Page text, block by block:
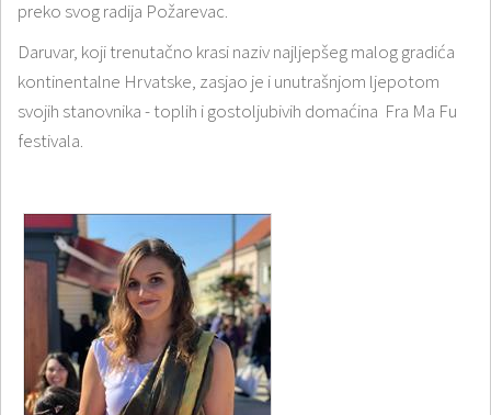
preko svog radija Požarevac.
Daruvar, koji trenutačno krasi naziv najljepšeg malog gradića
kontinentalne Hrvatske, zasjao je i unutrašnjom ljepotom
svojih stanovnika - toplih i gostoljubivih domaćina Fra Ma Fu
festivala.